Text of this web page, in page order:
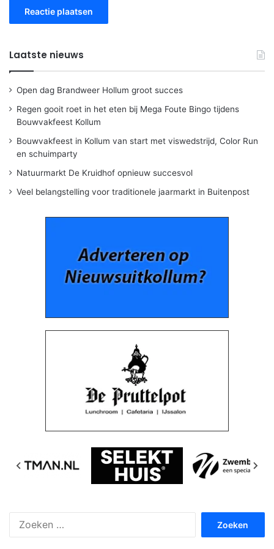
Laatste nieuws
Open dag Brandweer Hollum groot succes
Regen gooit roet in het eten bij Mega Foute Bingo tijdens
Bouwvakfeest Kollum
Bouwvakfeest in Kollum van start met viswedstrijd, Color Run
en schuimparty
Natuurmarkt De Kruidhof opnieuw succesvol
Veel belangstelling voor traditionele jaarmarkt in Buitenpost